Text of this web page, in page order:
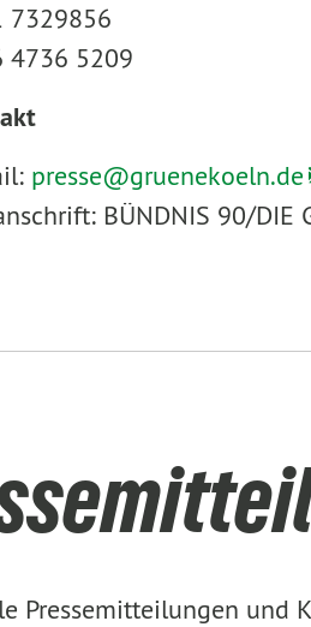
7329856
4736 5209
presse@gruenekoeln.de
BÜNDNIS 90/DIE
Pressemitteilungen